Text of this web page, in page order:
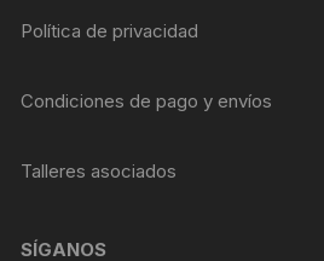
Política de privacidad
Condiciones de pago y envíos
Talleres asociados
SÍGANOS